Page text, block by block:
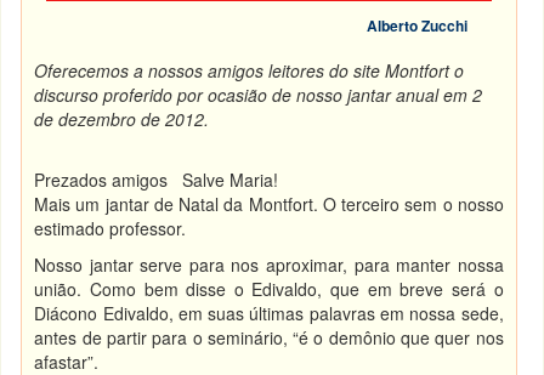
Alberto Zucchi
Oferecemos a nossos amigos leitores do site Montfort o
discurso proferido por ocasião de nosso jantar anual em 2
de dezembro de 2012.
Prezados amigos Salve Maria!
Mais um jantar de Natal da Montfort. O terceiro sem o nosso
estimado professor.
Nosso jantar serve para nos aproximar, para manter nossa
união. Como bem disse o Edivaldo, que em breve será o
Diácono Edivaldo, em suas últimas palavras em nossa sede,
antes de partir para o seminário, “é o demônio que quer nos
afastar”.